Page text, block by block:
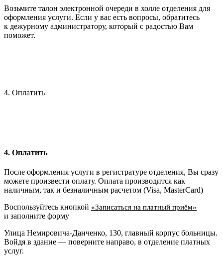
Возьмите талон электронной очереди в холле отделения для
оформления услуги. Если у вас есть вопросы, обратитесь
к дежурному администратору, который с радостью Вам
поможет.
4. Оплатить
4. Оплатить
После оформления услуги в регистратуре отделения, Вы сразу
можете произвести оплату. Оплата производится как
наличным, так и безналичным расчетом (Visa, MasterCard)
Воспользуйтесь кнопкой «Записаться на платный приём»
и заполните форму
Улица Немировича-Данченко, 130, главный корпус больницы.
Войдя в здание — поверните направо, в отделение платных
услуг.